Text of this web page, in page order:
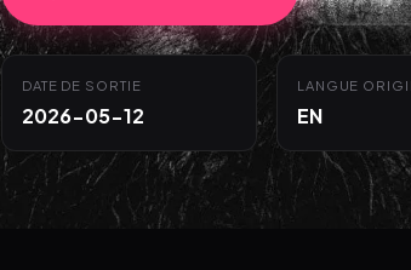
DATE DE SORTIE
2026-05-12
LANGUE
EN